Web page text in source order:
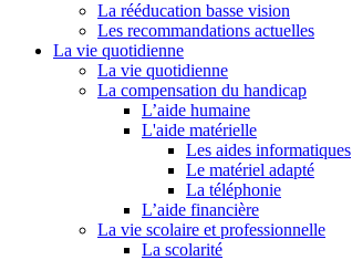
La rééducation basse vision
Les recommandations actuelles
La vie quotidienne
La vie quotidienne
La compensation du handicap
L’aide humaine
L'aide matérielle
Les aides informatiques
Le matériel adapté
La téléphonie
L’aide financière
La vie scolaire et professionnelle
La scolarité